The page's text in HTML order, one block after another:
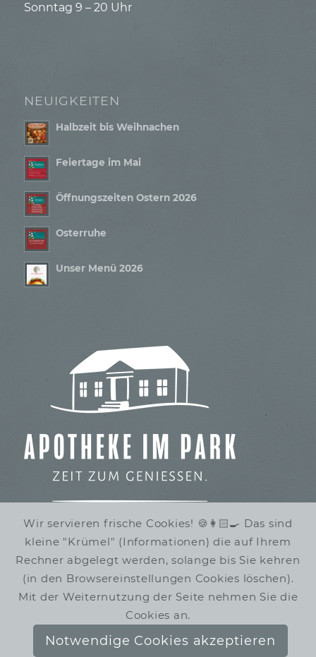
Sonntag 9 – 20 Uhr
NEUIGKEITEN
Halbzeit bis Weihnachen
Feiertage im Mai
Öffnungszeiten Ostern 2026
Osterruhe
Unser Menü 2026
IMBISS IM STADTPARK
WINTERRUHE
Wir servieren frische Cookies! 🍪👩🏻‍🍳 Das sind
kleine "Krümel" (Informationen) die auf Ihrem
Rechner abgelegt werden, solange bis Sie kehren
(in den Browsereinstellungen Cookies löschen).
Mit der Weiternutzung der Seite nehmen Sie die
Cookies an.
Notwendige Cookies akzeptieren